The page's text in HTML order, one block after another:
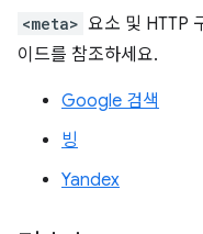
<meta> 요소 및 HTTP
이드를 참조하세요.
Google 검색
빙
Yandex